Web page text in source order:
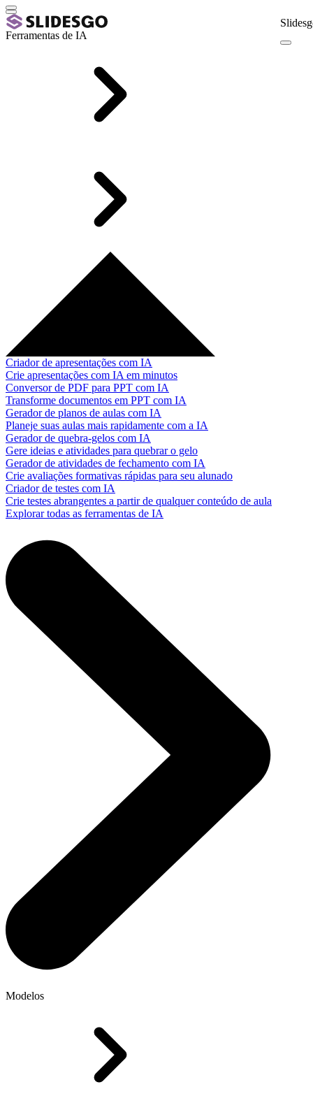
Ferramentas de IA
Criador de apresentações com IA
Crie apresentações com IA em minutos
Conversor de PDF para PPT com IA
Transforme documentos em PPT com IA
Gerador de planos de aulas com IA
Planeje suas aulas mais rapidamente com a IA
Gerador de quebra-gelos com IA
Gere ideias e atividades para quebrar o gelo
Gerador de atividades de fechamento com IA
Crie avaliações formativas rápidas para seu alunado
Criador de testes com IA
Crie testes abrangentes a partir de qualquer conteúdo de aula
Explorar todas as ferramentas de IA
Modelos